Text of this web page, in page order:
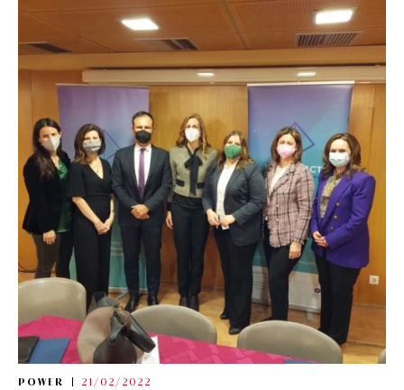
POWER 21/02/2022